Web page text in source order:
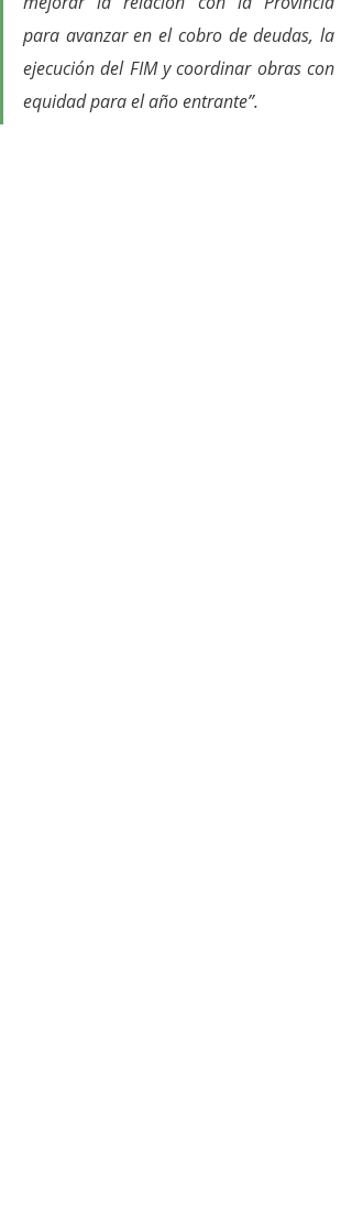
para avanzar en el cobro de deudas, la
ejecución del FIM y coordinar obras con
equidad para el año entrante”.